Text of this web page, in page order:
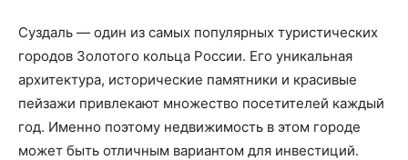
Суздаль — один из самых популярных туристических
городов Золотого кольца России. Его уникальная
архитектура, исторические памятники и красивые
пейзажи привлекают множество посетителей каждый
год. Именно поэтому недвижимость в этом городе
может быть отличным вариантом для инвестиций.